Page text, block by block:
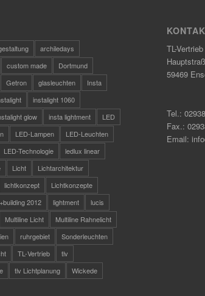
archiledays
custom made
Dortmund
Getron glasleuchten
Insta
instalight 1060
glow insta lightment
LED
LED-Lampen
LED-Leuchten
LED-Technologie
ledlux linear
Licht
Lichtarchitektur
lichtkonzept
Lichtkonzepte
2012 lightment
lucis
Multiline Licht
Multiline Rahnelicht
ruhrgebiet
Sonderleuchten
TL-Vertrieb
tlv
tlv Lichtplanung Wickede
TL-
59469
Tel.:
Fax.:
Email: